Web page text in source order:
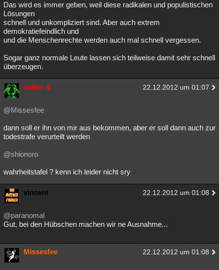
Das wird es immer geben, weil diese radikalen und populistischen
Lösungen
schnell und unkompliziert sind. Aber auch extrem
demokratiefeindlich und
und die Menschenrechte werden auch mal schnell vergessen.
Sogar ganz normale Leute lassen sich teilweise damit sehr schnell
überzeugen.
suffel 22.12.2012 um 01:07
@Missesfee
dann soll er ihn von mir aus bekommen, aber er soll dann auch zur
todestrafe verurteilt werden
@shionoro
wahrheitstafel ? kenn ich leider nicht sry
vincent 22.12.2012 um 01:08
@paranomal
Gut, bei den Hübschen machen wir ne Ausnahme...
Missesfee 22.12.2012 um 01:08